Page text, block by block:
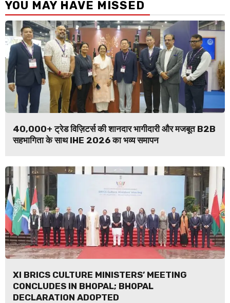
YOU MAY HAVE MISSED
40,000+ ट्रेड विज़िटर्स की शानदार भागीदारी और मजबूत B2B
सहभागिता के साथ IHE 2026 का भव्य समापन
XI BRICS CULTURE MINISTERS’ MEETING
CONCLUDES IN BHOPAL; BHOPAL
DECLARATION ADOPTED